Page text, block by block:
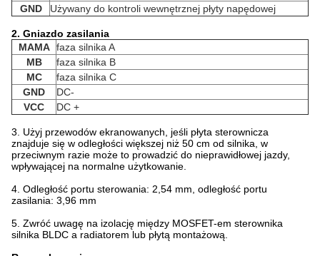
GND
Używany do kontroli wewnętrznej płyty napędowej
2. Gniazdo zasilania
MAMA faza silnika A
MB
faza silnika B
MC
faza silnika C
GND
DC-
VCC
DC +
3. Użyj przewodów ekranowanych, jeśli płyta sterownicza
znajduje się w odległości większej niż 50 cm od silnika, w
przeciwnym razie może to prowadzić do nieprawidłowej jazdy,
wpływającej na normalne użytkowanie.
4. Odległość portu sterowania: 2,54 mm, odległość portu
zasilania: 3,96 mm
5. Zwróć uwagę na izolację między MOSFET-em sterownika
silnika BLDC a radiatorem lub płytą montażową.